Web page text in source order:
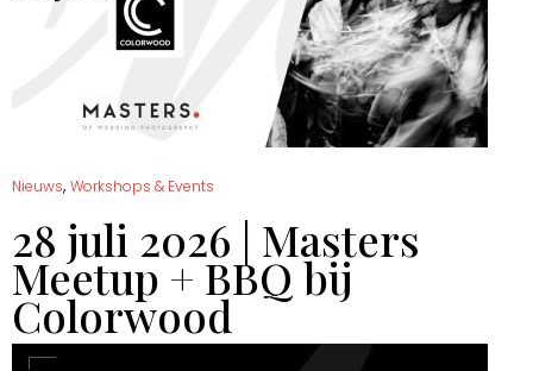
Nieuws, Workshops & Events
28 juli 2026 | Masters
Meetup + BBQ bij
Colorwood